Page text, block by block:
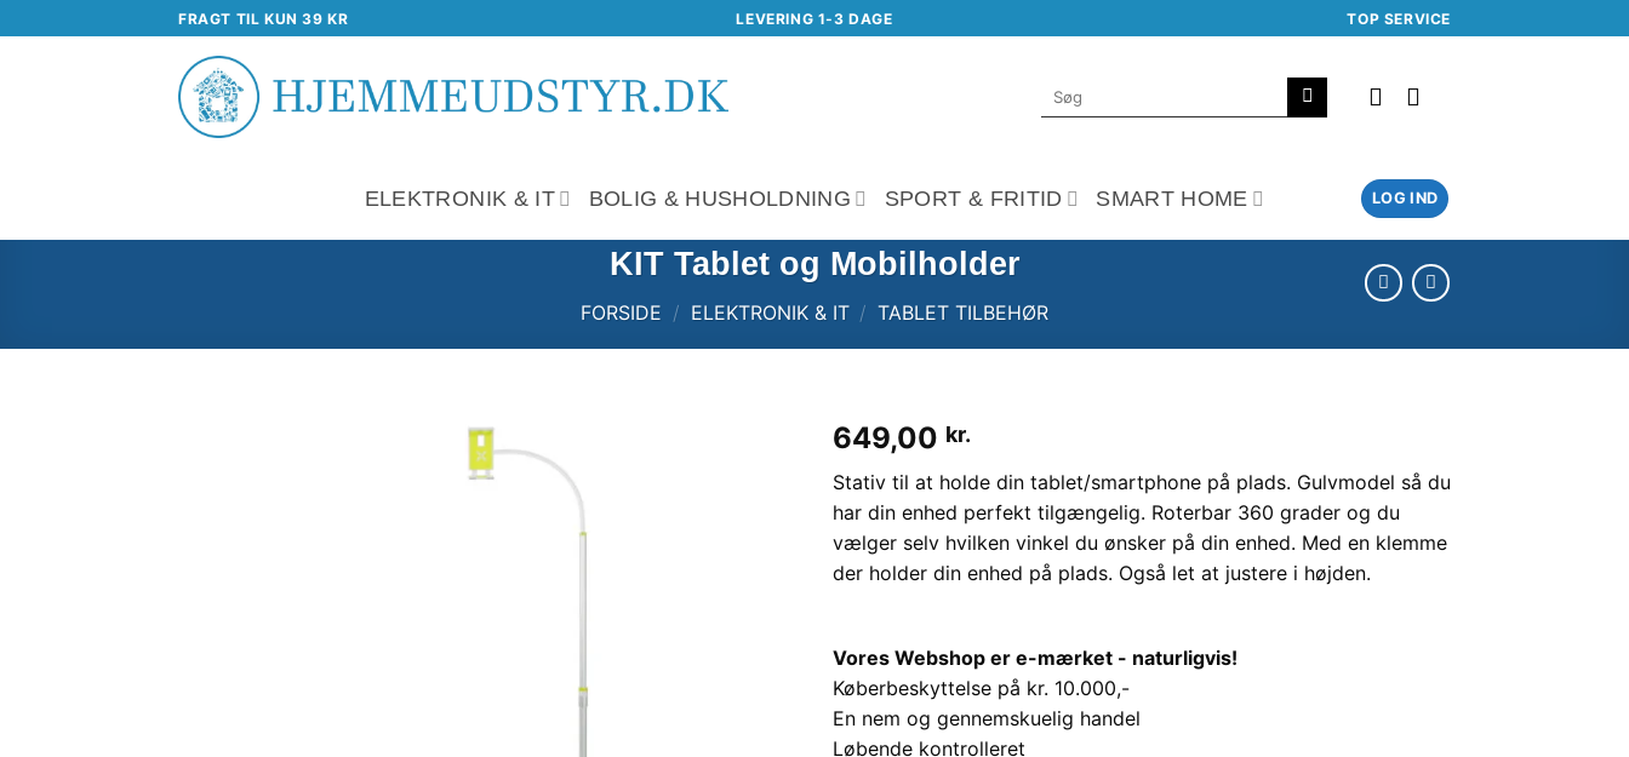
til
FRAGT TIL KUN 39 KR LEVERING 1-3 DAGE TOP SERVICE
Søg
efter:
ELEKTRONIK & IT BOLIG & HUSHOLDNING SPORT & FRITID SMART HOME LOG IND
KIT Tablet og Mobilholder
FORSIDE / ELEKTRONIK & IT / TABLET TILBEHØR
649,00 kr.
Stativ til at holde din tablet/smartphone på plads. Gulvmodel så du
har din enhed perfekt tilgængelig. Roterbar 360 grader og du
vælger selv hvilken vinkel du ønsker på din enhed. Med en klemme
der holder din enhed på plads. Også let at justere i højden.
Vores Webshop er e-mærket - naturligvis!
Køberbeskyttelse på kr. 10.000,-
En nem og gennemskuelig handel
Løbende kontrolleret